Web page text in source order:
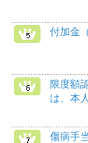
付加金
限度額
は、本
傷病手